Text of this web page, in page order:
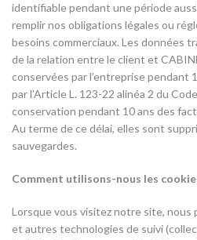
identifiable pendant une période
remplir nos obligations légales ou
besoins commerciaux. Les données
de la relation entre le client et
conservées par l’entreprise pendant
par l’Article L. 123-22 alinéa 2 du
conservation pendant 10 ans des
Au terme de ce délai, elles sont
sauvegardes.
Comment utilisons-nous les
Lorsque vous visitez notre site, nous
et autres technologies de suivi